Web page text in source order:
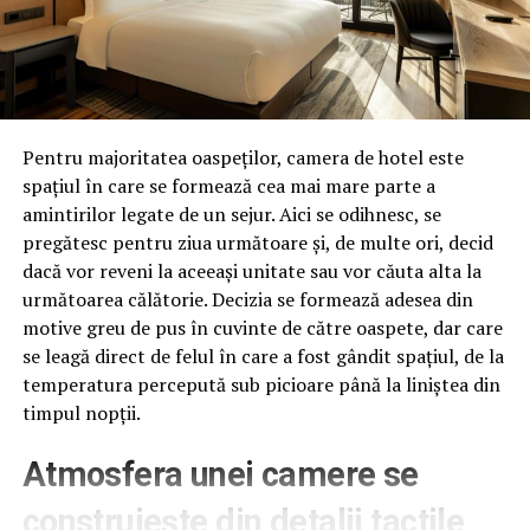
Pentru majoritatea oaspeților, camera de hotel este
spațiul în care se formează cea mai mare parte a
amintirilor legate de un sejur. Aici se odihnesc, se
pregătesc pentru ziua următoare și, de multe ori, decid
dacă vor reveni la aceeași unitate sau vor căuta alta la
următoarea călătorie. Decizia se formează adesea din
motive greu de pus în cuvinte de către oaspete, dar care
se leagă direct de felul în care a fost gândit spațiul, de la
temperatura percepută sub picioare până la liniștea din
timpul nopții.
Atmosfera unei camere se
construiește din detalii tactile